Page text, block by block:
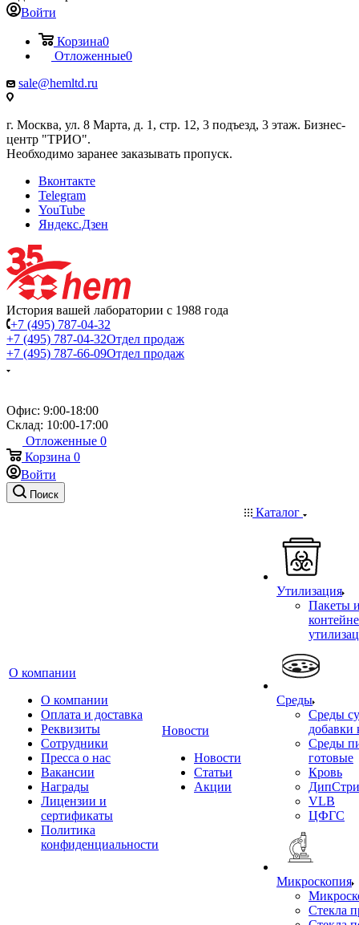
Войти
Корзина0
Отложенные0
sale@hemltd.ru
г. Москва, ул. 8 Марта, д. 1, стр. 12, 3 подъезд, 3 этаж. Бизнес-
центр "ТРИО".
Необходимо заранее заказывать пропуск.
Вконтакте
Telegram
YouTube
Яндекс.Дзен
История вашей лаборатории с 1988 года
+7 (495) 787-04-32
+7 (495) 787-04-32Отдел продаж
+7 (495) 787-66-09Отдел продаж
Офис: 9:00-18:00
Склад: 10:00-17:00
Отложенные 0
Корзина 0
Войти
Поиск
О компании
О компании
Оплата и доставка
Реквизиты
Сотрудники
Пресса о нас
Вакансии
Награды
Лицензии и
сертификаты
Политика
конфиденциальности
Новости
Новости
Статьи
Акции
Каталог
Утилизация
Пакеты
Среды
Среды
добавки
Среды
готовые
Кровь
VLB
ЦФГС
Микроскопия
Стекла